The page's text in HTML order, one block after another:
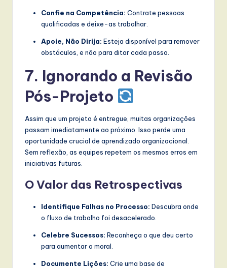
Confie na Competência: Contrate pessoas
qualificadas e deixe-as trabalhar.
Apoie, Não Dirija: Esteja disponível para remover
obstáculos, e não para ditar cada passo.
7. Ignorando a Revisão
Pós-Projeto
Assim que um projeto é entregue, muitas organizações
passam imediatamente ao próximo. Isso perde uma
oportunidade crucial de aprendizado organizacional.
Sem reflexão, as equipes repetem os mesmos erros em
iniciativas futuras.
O Valor das Retrospectivas
Identifique Falhas no Processo: Descubra onde
o fluxo de trabalho foi desacelerado.
Celebre Sucessos: Reconheça o que deu certo
para aumentar o moral.
Documente Lições: Crie uma base de